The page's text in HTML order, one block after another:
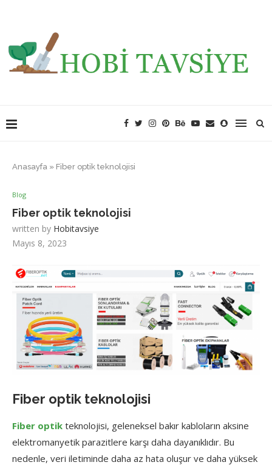
Anasayfa » Fiber optik teknolojisi
Blog
Fiber optik teknolojisi
written by Hobitavsiye
Mayıs 8, 2023
Fiber optik teknolojisi
Fiber optik teknolojisi, geleneksel bakır kabloların aksine
elektromanyetik parazitlere karşı daha dayanıklıdır. Bu
nedenle, veri iletiminde daha az hata oluşur ve daha yüksek